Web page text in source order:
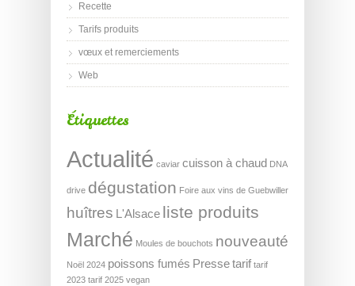
Recette
Tarifs produits
vœux et remerciements
Web
Étiquettes
Actualité caviar cuisson à chaud DNA
drive dégustation Foire aux vins de Guebwiller
huîtres L'Alsace liste produits
Marché Moules de bouchots nouveauté
Noël 2024 poissons fumés Pressetarif tarif
2023 tarif 2025 vegan